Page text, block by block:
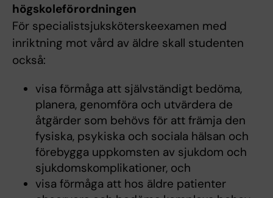
högskoleförordningen
För specialistsjuksköterskeexamen med
inriktning mot vård av äldre skall studenten
också:
visa förmåga att självständigt bedöma,
planera, genomföra och utvärdera de
åtgärder som behövs för att främja den
fysiska, psykiska och sociala hälsan och
förebygga uppkomsten av sjukdom och
sjukdomskomplikationer, och
visa förmåga att hos äldre patienter